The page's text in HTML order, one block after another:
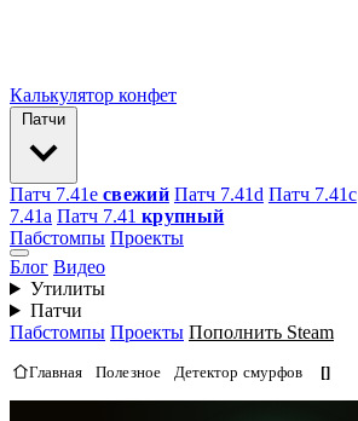
Калькулятор конфет
Патчи
Патч 7.41e свежий Патч 7.41d Патч 7.41c
7.41а Патч 7.41 крупный
Пабстомпы Проекты
Блог Видео
Утилиты
Патчи
Пабстомпы Проекты Пополнить Steam
Главная Полезное Детектор смурфов []